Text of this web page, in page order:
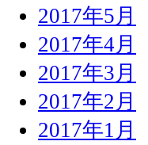
2017年5月
2017年4月
2017年3月
2017年2月
2017年1月